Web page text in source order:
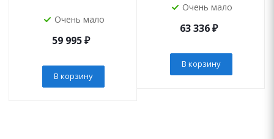
Очень мало
59 995₽
В корзину
Очень мало
63 336₽
В корзину